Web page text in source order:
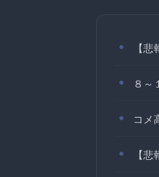
【
８～
コメ
【